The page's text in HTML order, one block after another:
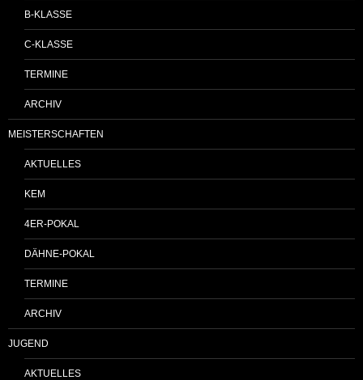
B-KLASSE
C-KLASSE
TERMINE
ARCHIV
MEISTERSCHAFTEN
AKTUELLES
KEM
4ER-POKAL
DÄHNE-POKAL
TERMINE
ARCHIV
JUGEND
AKTUELLES